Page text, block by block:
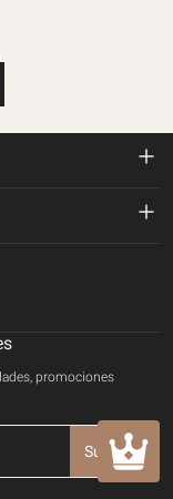
promociones
Suscribir